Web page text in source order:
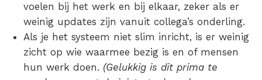
voelen bij het werk en bij elkaar, zeker als er
weinig updates zijn vanuit collega’s onderling.
Als je het systeem niet slim inricht, is er weinig
zicht op wie waarmee bezig is en of mensen
hun werk doen. (Gelukkig is dit prima te